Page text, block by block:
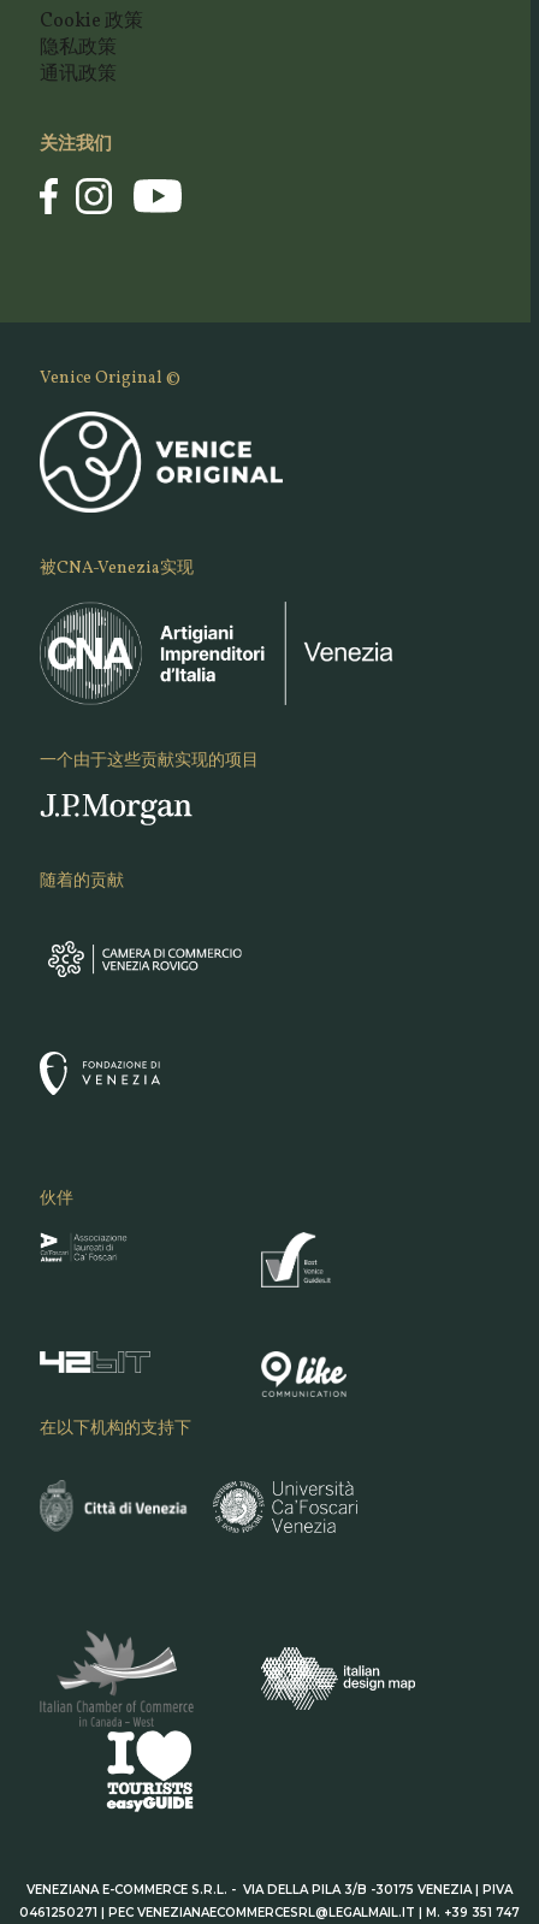
Cookie 政策
隐私政策
通讯政策
关注我们
Venice Original ©
被CNA-Venezia实现
一个由于这些贡献实现的项目
随着的贡献
伙伴
在以下机构的支持下
VENEZIANA E-COMMERCE S.R.L. - VIA DELLA PILA 3/B -30175 VENEZIA | PIVA
0461250271 | PEC VENEZIANAECOMMERCESRL@LEGALMAIL.IT | M. +39 351 747